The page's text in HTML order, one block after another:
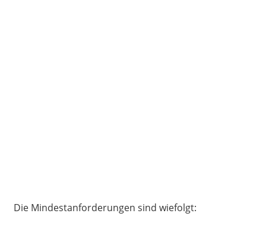
Die Mindestanforderungen sind wiefolgt: